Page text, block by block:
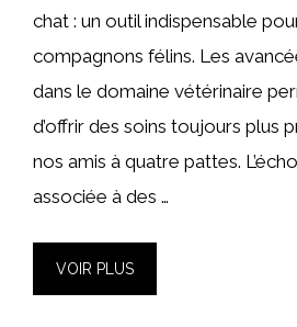
chat : un outil indispensable
compagnons félins. Les
dans le domaine vétérinaire
d’offrir des soins toujours plus
nos amis à quatre pattes.
associée à des …
VOIR PLUS